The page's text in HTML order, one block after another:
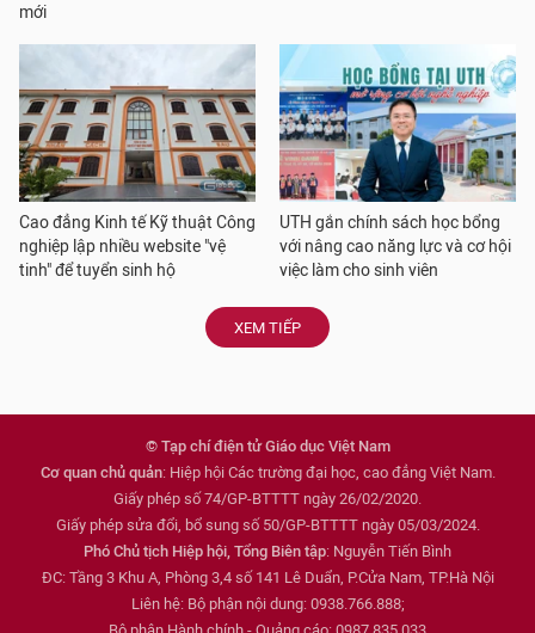
mới
Cao đẳng Kinh tế Kỹ thuật Công
nghiệp lập nhiều website "vệ
tinh" để tuyển sinh hộ
UTH gắn chính sách học bổng
với nâng cao năng lực và cơ hội
việc làm cho sinh viên
XEM TIẾP
© Tạp chí điện tử Giáo dục Việt Nam
Cơ quan chủ quản: Hiệp hội Các trường đại học, cao đẳng Việt Nam.
Giấy phép số 74/GP-BTTTT ngày 26/02/2020.
Giấy phép sửa đổi, bổ sung số 50/GP-BTTTT ngày 05/03/2024.
Phó Chủ tịch Hiệp hội, Tổng Biên tập: Nguyễn Tiến Bình
ĐC: Tầng 3 Khu A, Phòng 3,4 số 141 Lê Duẩn, P.Cửa Nam, TP.Hà Nội
Liên hệ: Bộ phận nội dung: 0938.766.888;